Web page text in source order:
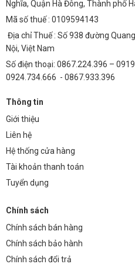
Ứng Dụng Đa Dạng Của Chip
372
Đường Liên Thôn và Nông
Chip LED BRP 372 cung cấp ánh
thông và chất lượng cuộc sống của
Đường Đô Thị và Khu Dân
chọn lý tưởng cho các đường phố
sáng sủa, an toàn và thân thiện.
Chip LED BRP 372 đảm bảo ánh
bãi đậu xe, khu công nghiệp, giúp
làm việc.
Các Khu Vực Công Cộng
Nghĩa, Quận Hà Đông, Thành phố
Mã số thuế : 0109594143
Địa chỉ Thuế : Số 938 đường
Nội, Việt Nam
Số điện thoại: 0867.224.396 –
0924.734.666 - 0867.933.396
Thông tin
Giới thiệu
Liên hệ
Hệ thống cửa hàng
Tài khoản thanh toán
Tuyển dụng
Chính sách
Chính sách bán hàng
Chính sách bảo hành
Chính sách đổi trả